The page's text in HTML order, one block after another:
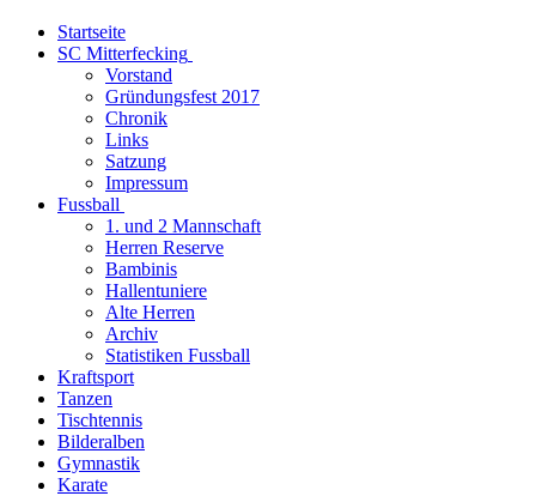
Startseite
SC Mitterfecking
Vorstand
Gründungsfest 2017
Chronik
Links
Satzung
Impressum
Fussball
1. und 2 Mannschaft
Herren Reserve
Bambinis
Hallentuniere
Alte Herren
Archiv
Statistiken Fussball
Kraftsport
Tanzen
Tischtennis
Bilderalben
Gymnastik
Karate